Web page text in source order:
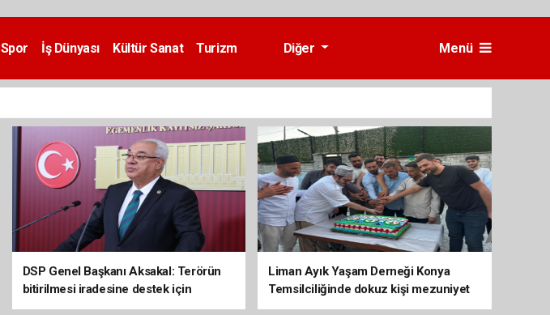
Spor İş Dünyası Kültür Sanat
Turizm
Diğer Menü
DSP Genel Başkanı Aksakal: Terörün
bitirilmesi iradesine destek için
imzalayacağım
Liman Ayık Yaşam Derneği Konya
Temsilciliğinde dokuz kişi mezuniyet
sevinci yaşadı